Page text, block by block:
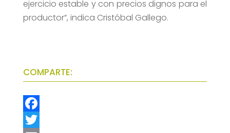
ejercicio estable y con precios dignos para el
productor”, indica Cristóbal Gallego.
COMPARTE:
F